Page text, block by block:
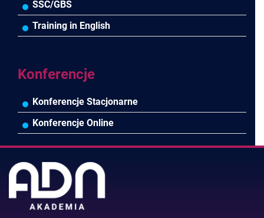
Wodociągi/Kanalizacja
Pozostałe branże
Pozostałe
Prawo pracy
Asystentka/Sekretarka
Efektywność osobista//Wellbeing
MS 365/SharePoint/Bazy danych
MS Project/Word/PowerPoint
SSC/GBS
Training in English
Konferencje
Konferencje Stacjonarne
Konferencje Online